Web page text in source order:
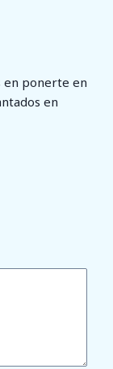
en ponerte en
en